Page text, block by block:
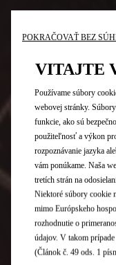
POKRAČOVAŤ BEZ
VITAJTE
Používame súbory
webovej stránky.
funkcie, ako sú
použiteľnosť a výkon
rozpoznávanie jazyka
vám ponúkame. Naša
tretích strán na
Niektoré súbory cookie
mimo Európskeho
rozhodnutie o
údajov. V takom
(Článok č. 49 ods. 1